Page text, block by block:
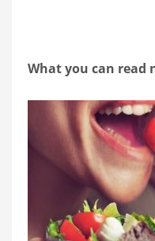
What you can read